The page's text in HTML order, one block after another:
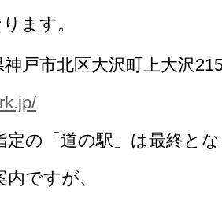
ます。
戸市北区大沢町上大沢
定の「道の駅」は最終と
ですが、